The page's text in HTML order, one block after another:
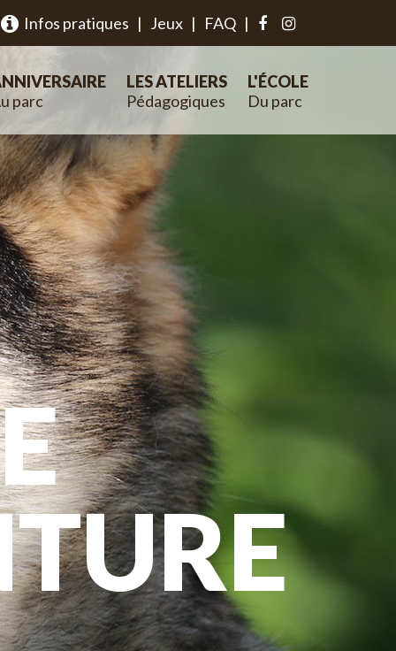
Infos pratiques | Jeux | FAQ |
parc
LES ATELIERS
Pédagogiques
L'ÉCOLE
Du parc